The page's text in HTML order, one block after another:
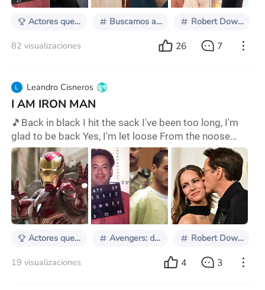
Actores que regresaron a lo grande Buscamos algo relacionado con el renacimiento Robert Downey Jr
82 visualizaciones 26 7
Leandro Cisneros
I AM IRON MAN
🎵Back in black I hit the sack I've been too long, I'm
glad to be back Yes, I'm let loose From the noose
That's kept me hanging about🎵 Cuando escuchamos
una canción de Ac/DC se nos vienen a la mente
muchas cosas , pero lo que no puede faltar en nuestra
imaginación es recordar a aquel genio, millonario
,Playboy ,filántropo que se robó nuestros corazones
.Aquel hombre que con una armadura de metal
Actores que regresaron a lo grande Avengers: doomsday Robert Downey Jr
19 visualizaciones 4 3